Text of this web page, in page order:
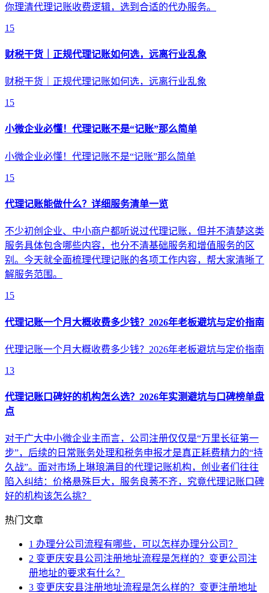
你理清代理记账收费逻辑，选到合适的代办服务。
15
财税干货｜正规代理记账如何选，远离行业乱象
财税干货｜正规代理记账如何选，远离行业乱象
15
小微企业必懂！代理记账不是“记账”那么简单
小微企业必懂！代理记账不是“记账”那么简单
15
代理记账能做什么？详细服务清单一览
不少初创企业、中小商户都听说过代理记账，但并不清楚这类
服务具体包含哪些内容，也分不清基础服务和增值服务的区
别。今天就全面梳理代理记账的各项工作内容，帮大家清晰了
解服务范围。
15
代理记账一个月大概收费多少钱？2026年老板避坑与定价指南
代理记账一个月大概收费多少钱？2026年老板避坑与定价指南
13
代理记账口碑好的机构怎么选？2026年实测避坑与口碑榜单盘
点
对于广大中小微企业主而言，公司注册仅仅是“万里长征第一
步”，后续的日常账务处理和税务申报才是真正耗费精力的“持
久战”。面对市场上琳琅满目的代理记账机构，创业者们往往
陷入纠结：价格悬殊巨大，服务良莠不齐，究竟代理记账口碑
好的机构该怎么挑？
热门文章
1 办理分公司流程有哪些，可以怎样办理分公司？
2 变更庆安县公司注册地址流程是怎样的？变更公司注
册地址的要求有什么？
3 变更庆安县注册地址流程是怎么样的？变更注册地址